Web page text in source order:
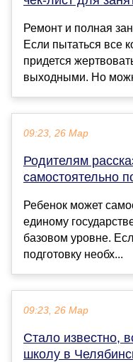
Ремонт и полная
Если пытаться все
придется
выходными. Но
09:23, 26 Мар
Родителям
самостоятельно
Ребенок может
единому
базовом уровне.
подготовку необх...
09:23, 26 Мар
Стало известно,
школу в